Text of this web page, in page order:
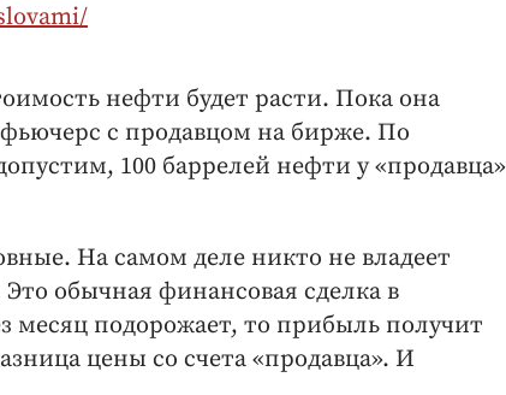
нефти будет расти. Пока она
с продавцом на бирже. По
100 баррелей нефти у «продавца»
На самом деле никто не владеет
обычная финансовая сделка в
месяц подорожает, то прибыль получит
цены со счета «продавца». И